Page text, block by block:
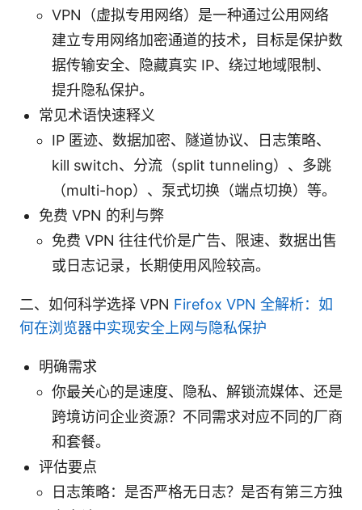
VPN（虚拟专用网络）是一种通过公用网络
建立专用网络加密通道的技术，目标是保护数
据传输安全、隐藏真实 IP、绕过地域限制、
提升隐私保护。
常见术语快速释义
IP 匿迹、数据加密、隧道协议、日志策略、
kill switch、分流（split tunneling）、多跳
（multi-hop）、泵式切换（端点切换）等。
免费 VPN 的利与弊
免费 VPN 往往代价是广告、限速、数据出售
或日志记录，长期使用风险较高。
二、如何科学选择 VPN Firefox VPN 全解析：如
何在浏览器中实现安全上网与隐私保护
明确需求
你最关心的是速度、隐私、解锁流媒体、还是
跨境访问企业资源？不同需求对应不同的厂商
和套餐。
评估要点
日志策略：是否严格无日志？是否有第三方独